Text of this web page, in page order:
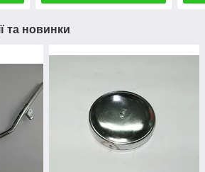
та новинки